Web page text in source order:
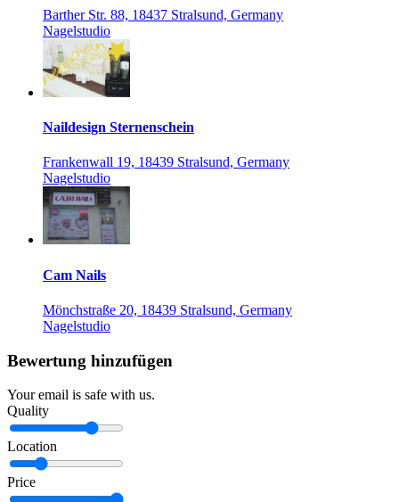
Barther Str. 88, 18437 Stralsund, Germany
Nagelstudio
Naildesign Sternenschein
Frankenwall 19, 18439 Stralsund, Germany
Nagelstudio
Cam Nails
Mönchstraße 20, 18439 Stralsund, Germany
Nagelstudio
Bewertung hinzufügen
Your email is safe with us.
Quality
Location
Price